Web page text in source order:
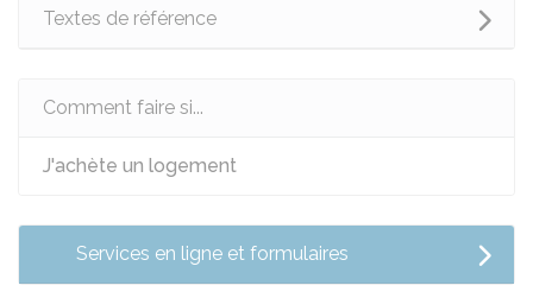
Textes de référence
Comment faire si...
J'achète un logement
Services en ligne et formulaires